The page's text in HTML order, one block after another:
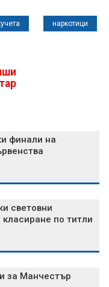
наркотици
финали на
световни
по титли
за Манчестър